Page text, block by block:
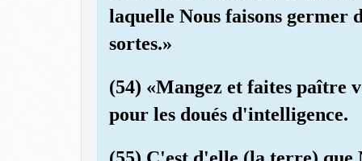
laquelle Nous faisons germer
sortes.»
(54) «Mangez et faites paître
pour les doués d'intelligence.